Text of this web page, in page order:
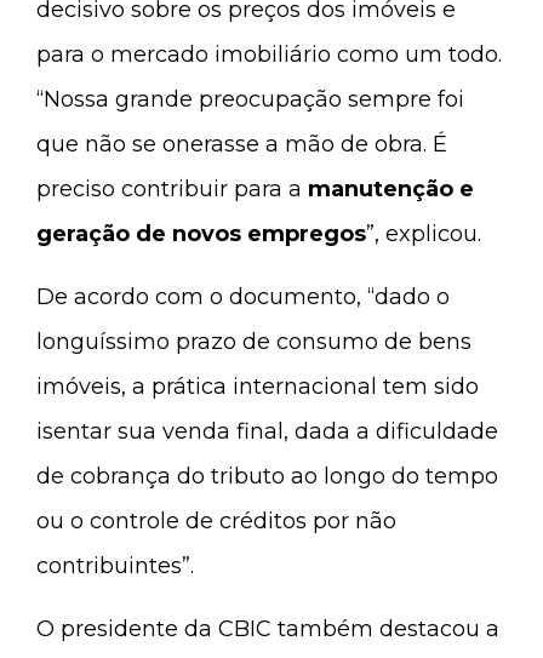
decisivo sobre os preços dos imóveis e
para o mercado imobiliário como um todo.
“Nossa grande preocupação sempre foi
que não se onerasse a mão de obra. É
preciso contribuir para a manutenção e
geração de novos empregos”, explicou.
De acordo com o documento, “dado o
longuíssimo prazo de consumo de bens
imóveis, a prática internacional tem sido
isentar sua venda final, dada a dificuldade
de cobrança do tributo ao longo do tempo
ou o controle de créditos por não
contribuintes”.
O presidente da CBIC também destacou a